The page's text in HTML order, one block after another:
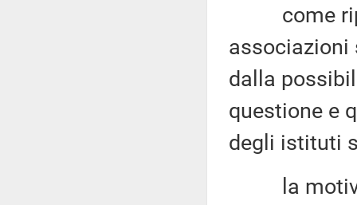
come
associazioni
dalla
questione e
degli istituti
la